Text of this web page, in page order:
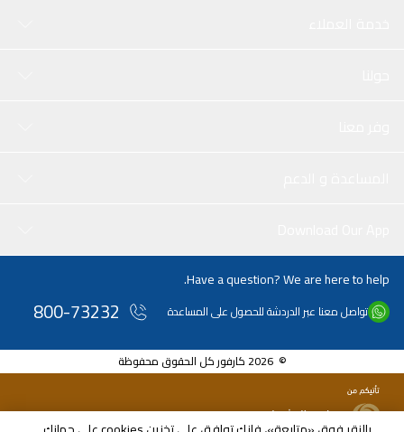
Have a question? We are here to help.
تواصل معنا عبر الدردشة للحصول على المساعدة 800-73232
© 2026 كارفور كل الحقوق محفوظة